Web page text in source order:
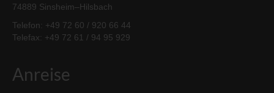
74889 Sinsheim–Hilsbach
Telefon: +49 72 60 / 920 66 44
Telefax: +49 72 61 / 94 95 929
Anreise